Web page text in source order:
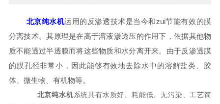
北京纯水机运用的反渗透技术是当今和zui节能有效的膜
分离技术。其原理是在高于溶液渗透压的作用下，依据其他物
质不能透过半透膜而将这些物质和水分离开来。由于反渗透膜
的膜孔径非常小，因此能够有效地去除水中的溶解盐类、胶
体、微生物、有机物等。
北京纯水机系统具有水质好、耗能低、无污染、工艺简